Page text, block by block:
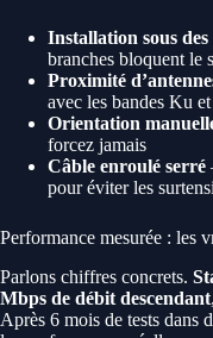
Installation sous
branches bloquent le
Proximité
avec les bandes Ku
Orientation
forcez jamais
Câble enroulé serré
pour éviter les
Performance mesurée : les
Parlons chiffres concrets.
Mbps de débit descendant
Après 6 mois de tests dans